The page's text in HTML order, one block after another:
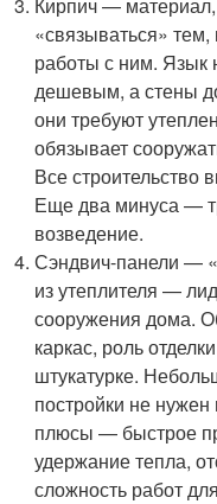
«связываться»
работы с ним. Язык
дешевым, а стены
они требуют
обязывает
Все строительство
Еще два минуса —
возведение.
Сэндвич-панели —
из утеплителя —
сооружения дома.
каркас, роль
штукатурке.
постройки не
плюсы — быстрое
удержание тепла,
сложность работ